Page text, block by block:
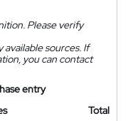
Please verify
sources. If
you can contact
entry
Total